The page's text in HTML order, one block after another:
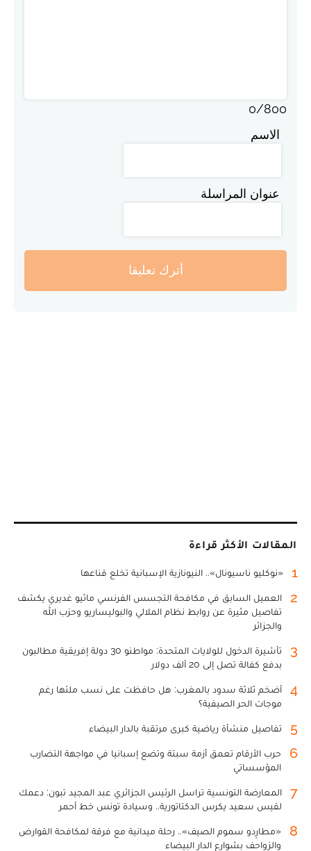
0/800
الاسم
عنوان المراسلة
أترك تعليقا
المقالات الأكثر قراءة
1 «نوكليو ناسيونال».. النيونازية الإسبانية تخلع قناعها
2
العميل السابق في مكافحة التجسس الفرنسي ماثيو غديري يكشف
تفاصيل مثيرة عن روابط نظام الملالي والبوليساريو وحزب الله
والجزائر
3
تأشيرة الدخول للولايات المتحدة: مواطنو 30 دولة إفريقية مطالبون
بدفع كفالة تصل إلى 20 ألف دولار
4
أضخم ثلاثة سدود بالمغرب: هل حافظت على نسب ملئها رغم
موجات الحر الصيفية؟
5 تفاصيل منشأة رياضية كبرى مرتقبة بالدار البيضاء
6
حرب الأرقام تعمق أزمة سبتة وتضع إسبانيا في مواجهة التضارب
المؤسساتي
7
المعارضة التونسية تراسل الرئيس الجزائري عبد المجيد تبون: دعمك
لقيس سعيد يكرس الدكتاتورية.. وسيادة تونس خط أحمر
8
«مطارِدو سموم الصيف».. رحلة ميدانية مع فرقة لمكافحة القوارض
والزواحف بشوارع الدار البيضاء